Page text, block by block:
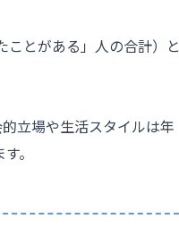
とがある」人の合計）と
立場や生活スタイルは年
。